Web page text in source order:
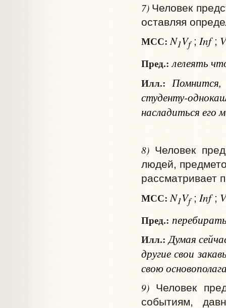
7) Человек
оставляя
МСС: N1Vf; Inf; V
Пред.: лелеять
Илл.:
студенту-
насладиться его
8) Человек
людей,
рассматривает
МСС: N1Vf; Inf; V
Пред.:
Илл.: Думая
другие свои
свою
9) Человек
событиям,